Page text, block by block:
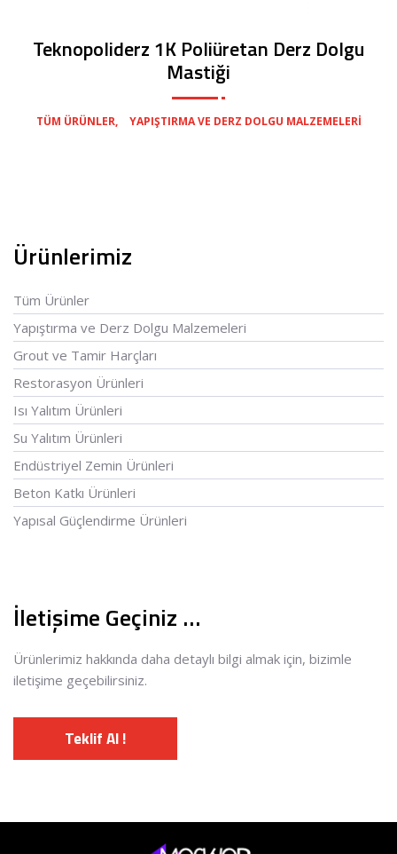
Ürünlerimiz
Tüm Ürünler
Yapıştırma ve Derz Dolgu Malzemeleri
Grout ve Tamir Harçları
Restorasyon Ürünleri
Isı Yalıtım Ürünleri
Su Yalıtım Ürünleri
Endüstriyel Zemin Ürünleri
Beton Katkı Ürünleri
Yapısal Güçlendirme Ürünleri
İletişime Geçiniz …
Ürünlerimiz hakkında daha detaylı bilgi almak için, bizimle
iletişime geçebilirsiniz.
Teklif Al !
Teknopoliderz 1K Poliüretan Derz Dolgu
Mastiği
TÜM ÜRÜNLER YAPIŞTIRMA VE DERZ DOLGU MALZEMELERI